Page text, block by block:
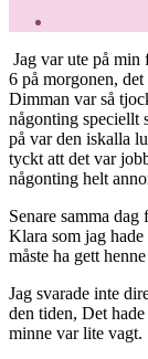
Jag var ute på
6 på morgonen,
Dimman var så
någonting speciellt
på var den iskalla
tyckt att det var
någonting helt
Senare samma
Klara som jag
måste ha gett
Jag svarade inte
den tiden, Det
minne var lite vagt.